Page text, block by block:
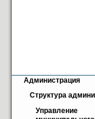
Администрация
Структура
Управление